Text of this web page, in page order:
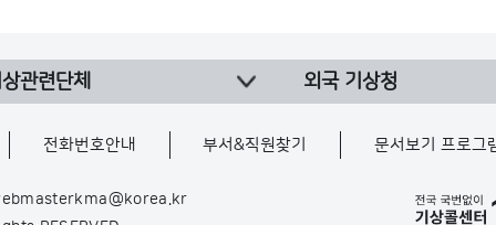
관련단체 외국 기상청
전화번호안내 부서&직원찾기 문서보기 프로그